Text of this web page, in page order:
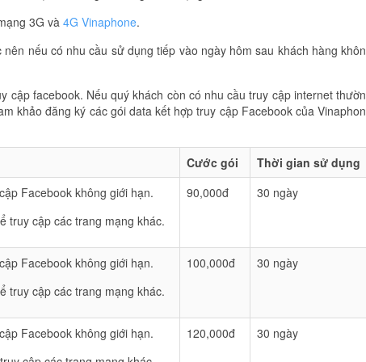
3G và 4G Vinaphone.
nếu có nhu cầu sử dụng tiếp vào ngày hôm sau khách hàng
cập facebook. Nếu quý khách còn có nhu cầu truy cập internet
khảo đăng ký các gói data kết hợp truy cập Facebook của
Cước gói
Thời gian sử dụng
Facebook không giới hạn.
truy cập các trang mạng khác.
90,000đ 30 ngày
Facebook không giới hạn.
truy cập các trang mạng khác.
100,000đ 30 ngày
Facebook không giới hạn.
120,000đ 30 ngày